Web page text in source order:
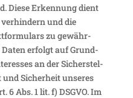
Diese Erken­nung dient
und die
zu gewähr­
Daten erfolgt auf Grund­
an der Sicher­stel­
Sicher­heit unseres
Abs. 1 lit. f) DSGVO. Im